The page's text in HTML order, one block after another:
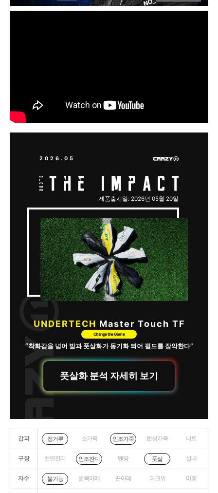
2026.05
제품출시일: 2026년 05월 20일
UNDERTECH Master Touch TF
Change the Game
“착화감을 넘어 발과 풋살화가 동기화 되어 필드를 장악한다”
풋살화 분석 자세히 보기
갑피 캥거루 소가죽 인조가죽 합성가죽 니트
구장 천연잔디 인조잔디 맨땅 풋살 실내
자수 불가능 발목아래 끈아래 마크위 미정